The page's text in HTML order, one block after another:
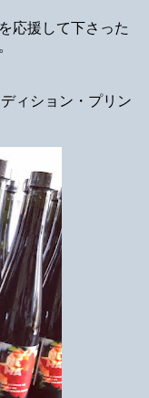
応援して下さった
ィション・プリン